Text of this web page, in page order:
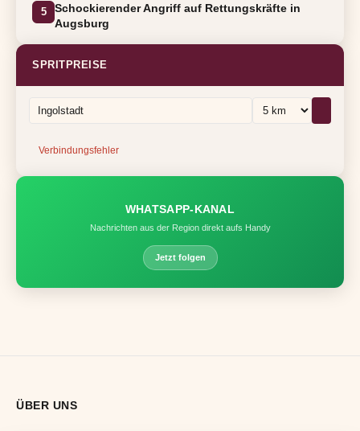
5
Schockierender Angriff auf Rettungskräfte in
Augsburg
SPRITPREISE
Verbindungsfehler
WHATSAPP-KANAL
Nachrichten aus der Region direkt aufs Handy
Jetzt folgen
ÜBER UNS